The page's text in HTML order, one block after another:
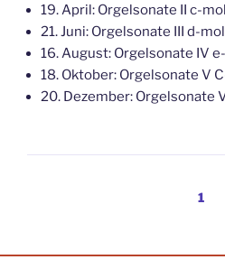
19. April: Orgelsonate II c-
21. Juni: Orgelsonate III d-
16. August: Orgelsonate IV
18. Oktober: Orgelsonate V
20. Dezember: Orgelsonate
Seitennummerierung
Seite1